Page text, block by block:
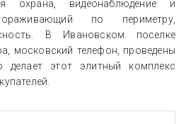
охрана, видеонаблюдение и
по периметру,
В Ивановском поселке
московский телефон, проведены
делает этот элитный комплекс